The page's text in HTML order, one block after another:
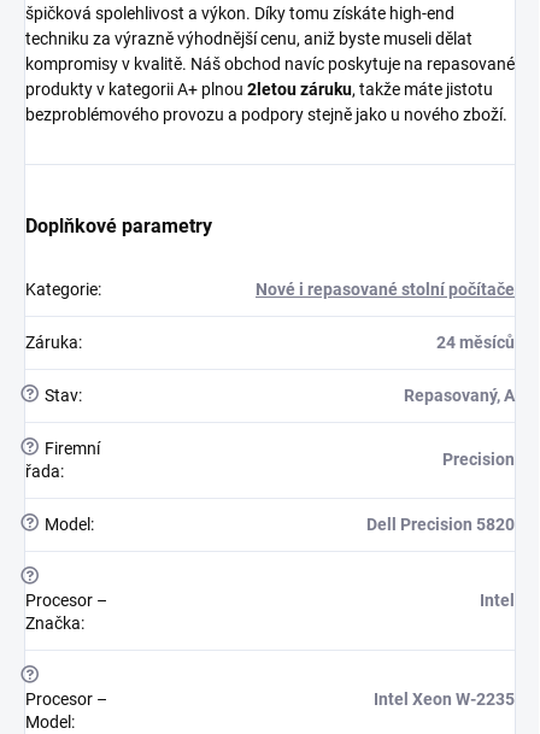
špičková spolehlivost a výkon. Díky tomu získáte high-end
techniku za výrazně výhodnější cenu, aniž byste museli dělat
kompromisy v kvalitě. Náš obchod navíc poskytuje na repasované
produkty v kategorii A+ plnou 2letou záruku, takže máte jistotu
bezproblémového provozu a podpory stejně jako u nového zboží.
Doplňkové parametry
Kategorie: Nové i repasované stolní počítače
Záruka: 24 měsíců
? Stav: Repasovaný, A
?
Firemní
řada:
Precision
? Model : Dell Precision 5820
?
Procesor –
Značka:
Intel
?
Procesor –
Model :
Intel Xeon W-2235